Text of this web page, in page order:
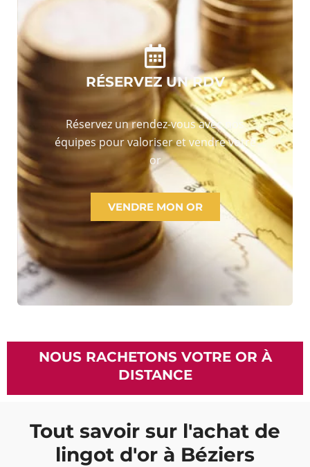
RÉSERVEZ UN RDV
Réservez un rendez-vous avec nos
équipes pour valoriser et vendre votre
or
VENDRE MON OR
NOUS RACHETONS VOTRE OR À
DISTANCE
Tout savoir sur l'achat de
lingot d'or à Béziers